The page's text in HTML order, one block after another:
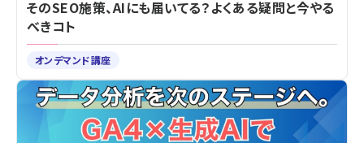
そのSEO施策、AIにも届いてる？よくある疑問と今やる
べきコト
オンデマンド講座